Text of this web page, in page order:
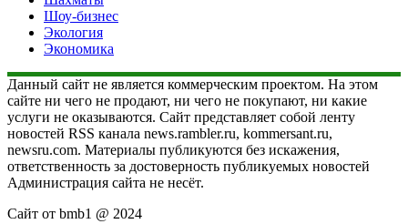
Шоу-бизнес
Экология
Экономика
Данный сайт не является коммерческим проектом. На этом
сайте ни чего не продают, ни чего не покупают, ни какие
услуги не оказываются. Сайт представляет собой ленту
новостей RSS канала news.rambler.ru, kommersant.ru,
newsru.com. Материалы публикуются без искажения,
ответственность за достоверность публикуемых новостей
Администрация сайта не несёт.
Сайт от bmb1 @ 2024